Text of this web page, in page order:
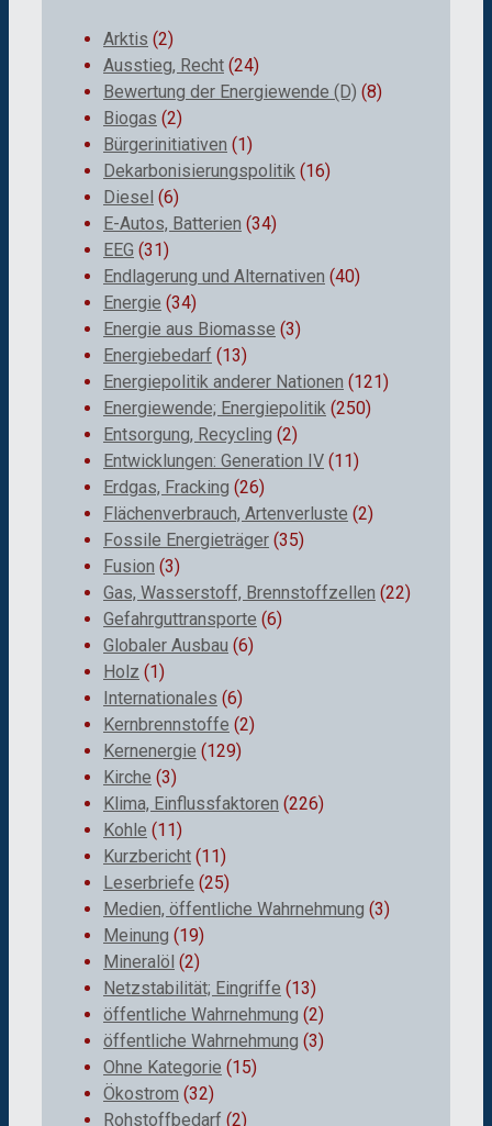
Arktis (2)
Ausstieg, Recht (24)
Bewertung der Energiewende (D) (8)
Biogas (2)
Bürgerinitiativen (1)
Dekarbonisierungspolitik (16)
Diesel (6)
E-Autos, Batterien (34)
EEG (31)
Endlagerung und Alternativen (40)
Energie (34)
Energie aus Biomasse (3)
Energiebedarf (13)
Energiepolitik anderer Nationen (121)
Energiewende; Energiepolitik (250)
Entsorgung, Recycling (2)
Entwicklungen: Generation IV (11)
Erdgas, Fracking (26)
Flächenverbrauch, Artenverluste (2)
Fossile Energieträger (35)
Fusion (3)
Gas, Wasserstoff, Brennstoffzellen (22)
Gefahrguttransporte (6)
Globaler Ausbau (6)
Holz (1)
Internationales (6)
Kernbrennstoffe (2)
Kernenergie (129)
Kirche (3)
Klima, Einflussfaktoren (226)
Kohle (11)
Kurzbericht (11)
Leserbriefe (25)
Medien, öffentliche Wahrnehmung (3)
Meinung (19)
Mineralöl (2)
Netzstabilität; Eingriffe (13)
öffentliche Wahrnehmung (2)
öffentliche Wahrnehmung (3)
Ohne Kategorie (15)
Ökostrom (32)
Rohstoffbedarf (2)